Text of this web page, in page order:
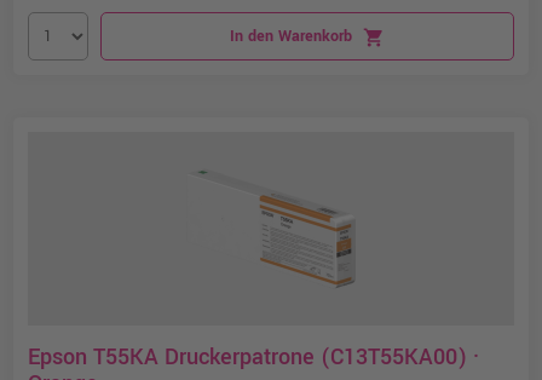
In den Warenkorb shopping_cart
Epson T55KA Druckerpatrone (C13T55KA00) ·